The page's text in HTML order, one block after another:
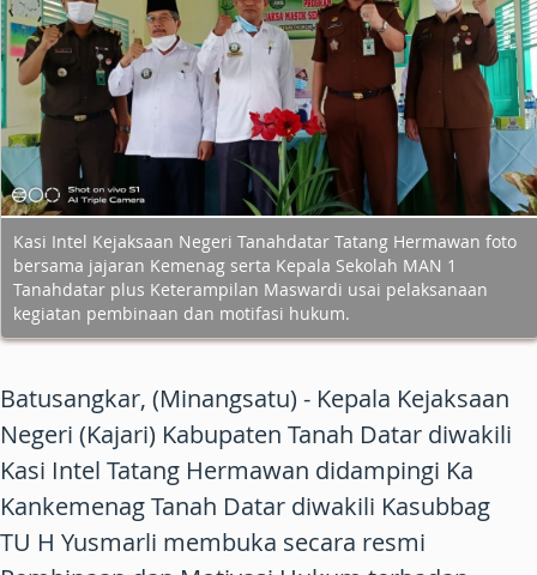
Kasi Intel Kejaksaan Negeri Tanahdatar Tatang Hermawan foto
bersama jajaran Kemenag serta Kepala Sekolah MAN 1
Tanahdatar plus Keterampilan Maswardi usai pelaksanaan
kegiatan pembinaan dan motifasi hukum.
Batusangkar, (Minangsatu) - Kepala Kejaksaan
Negeri (Kajari) Kabupaten Tanah Datar diwakili
Kasi Intel Tatang Hermawan didampingi Ka
Kankemenag Tanah Datar diwakili Kasubbag
TU H Yusmarli membuka secara resmi